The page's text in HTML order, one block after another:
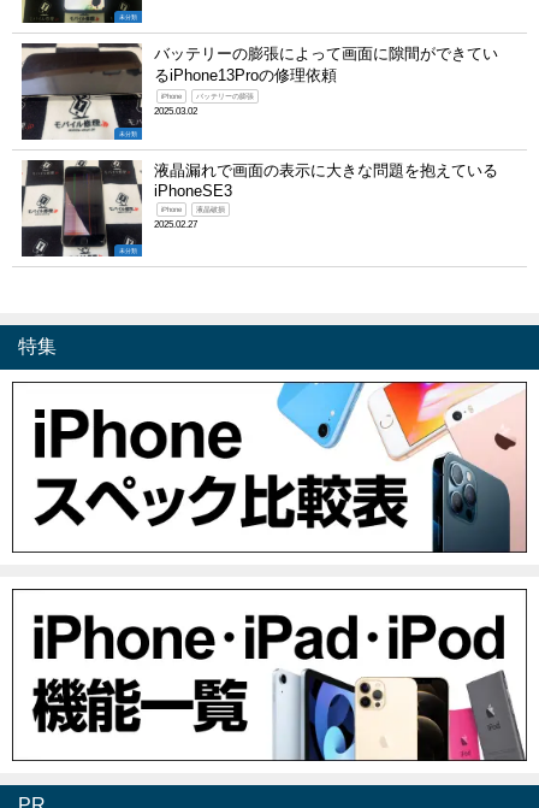
未分類
未分類
バッテリーの膨張によって画面に隙間ができてい
るiPhone13Proの修理依頼
iPhone バッテリーの膨張
2025.03.02
未分類
液晶漏れで画面の表示に大きな問題を抱えている
iPhoneSE3
iPhone 液晶破損
2025.02.27
特集